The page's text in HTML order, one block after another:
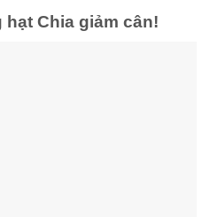
Chia giảm cân!